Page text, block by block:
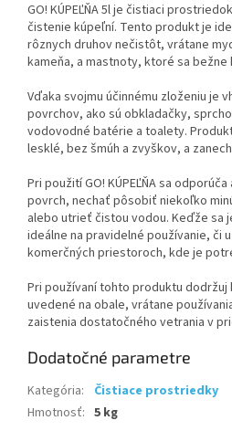
GO! KÚPEĽŇA 5l je čistiaci
čistenie kúpeľní. Tento produkt je
rôznych druhov nečistôt, vrátane
kameňa, a mastnoty, ktoré sa bežne
Vďaka svojmu účinnému zloženiu je
povrchov, ako sú obkladačky,
vodovodné batérie a toalety.
lesklé, bez šmúh a zvyškov, a
Pri použití GO! KÚPEĽŇA sa
povrch, nechať pôsobiť niekoľko
alebo utrieť čistou vodou. Keďže sa
ideálne na pravidelné používanie, či
komerčných priestoroch, kde je
Pri používaní tohto produktu
uvedené na obale, vrátane
zaistenia dostatočného vetrania v
Dodatočné parametre
Kategória:
Čistiace prostriedky
Hmotnosť: 5 kg